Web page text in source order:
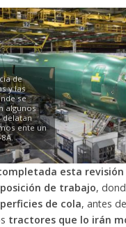
de
y las
se
algunos
delatan
ente un
esta revisión
de trabajo,
de cola, antes
tractores que lo irán